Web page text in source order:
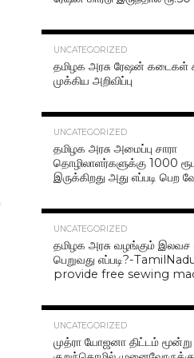
UNCATEGORIZED
தமிழக அரசு ரேஷன் கடைகள்
முக்கிய அறிவிப்பு
UNCATEGORIZED
தமிழக அரசு அமைப்பு சாரா
தொழிலாளர்களுக்கு 1000
இருக்கிறது அது எப்படி பெற
UNCATEGORIZED
தமிழக அரசு வழங்கும்
பெறுவது எப்படி?-
provide free sewing
UNCATEGORIZED
முத்ரா யோஜனா திட்டம்